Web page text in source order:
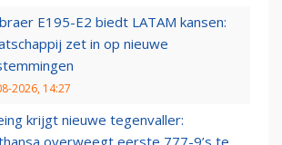
E195-E2 biedt LATAM kansen:
zet in op nieuwe
2026, 14:27
krijgt nieuwe tegenvaller: